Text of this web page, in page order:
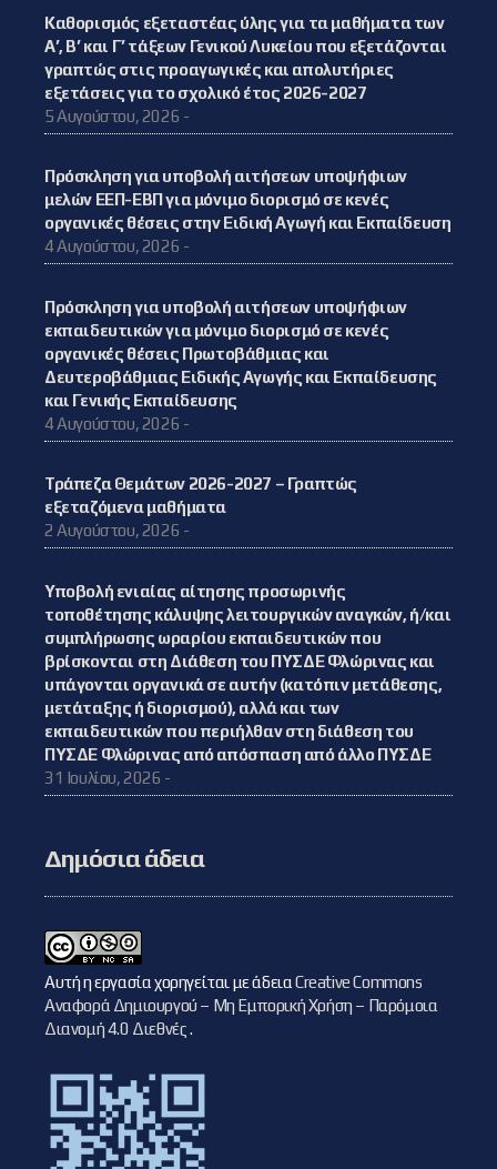
Καθορισμός εξεταστέας ύλης για τα μαθήματα των
Α’, Β’ και Γ’ τάξεων Γενικού Λυκείου που εξετάζονται
γραπτώς στις προαγωγικές και απολυτήριες
εξετάσεις για το σχολικό έτος 2026-2027
5 Αυγούστου, 2026 -
Πρόσκληση για υποβολή αιτήσεων υποψήφιων
μελών ΕΕΠ-ΕΒΠ για μόνιμο διορισμό σε κενές
οργανικές θέσεις στην Ειδική Αγωγή και Εκπαίδευση
4 Αυγούστου, 2026 -
Πρόσκληση για υποβολή αιτήσεων υποψήφιων
εκπαιδευτικών για μόνιμο διορισμό σε κενές
οργανικές θέσεις Πρωτοβάθμιας και
Δευτεροβάθμιας Ειδικής Αγωγής και Εκπαίδευσης
και Γενικής Εκπαίδευσης
4 Αυγούστου, 2026 -
Τράπεζα Θεμάτων 2026-2027 – Γραπτώς
εξεταζόμενα μαθήματα
2 Αυγούστου, 2026 -
Υποβολή ενιαίας αίτησης προσωρινής
τοποθέτησης κάλυψης λειτουργικών αναγκών, ή/και
συμπλήρωσης ωραρίου εκπαιδευτικών που
βρίσκονται στη Διάθεση του ΠΥΣΔΕ Φλώρινας και
υπάγονται οργανικά σε αυτήν (κατόπιν μετάθεσης,
μετάταξης ή διορισμού), αλλά και των
εκπαιδευτικών που περιήλθαν στη διάθεση του
ΠΥΣΔΕ Φλώρινας από απόσπαση από άλλο ΠΥΣΔΕ
31 Ιουλίου, 2026 -
Δημόσια άδεια
Αυτή η εργασία χορηγείται με άδειαCreative Commons
Αναφορά Δημιουργού – Μη Εμπορική Χρήση – Παρόμοια
Διανομή 4.0 Διεθνές.